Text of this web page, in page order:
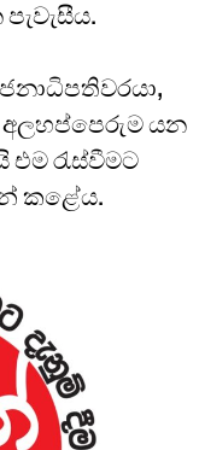
අලහප්පෙරුම යන
රැස්වීමට
කළේය.